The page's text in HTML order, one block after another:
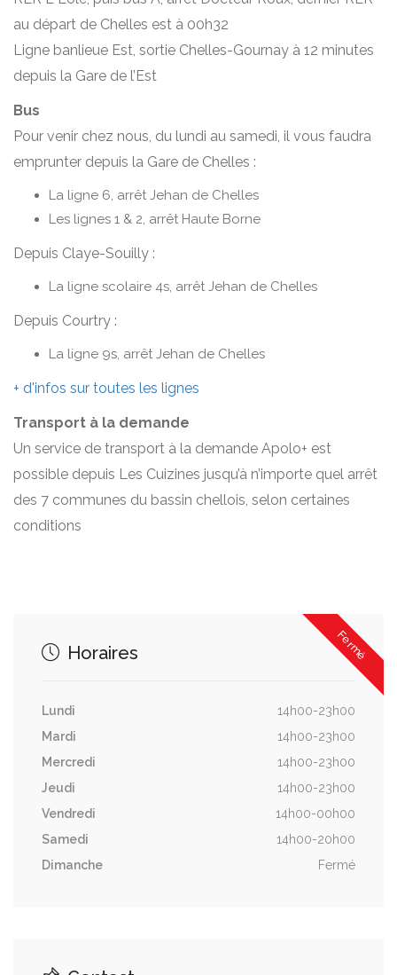
au départ de Chelles est à 00h32
Ligne banlieue Est, sortie Chelles-Gournay à 12 minutes
depuis la Gare de l’Est
Bus
Pour venir chez nous, du lundi au samedi, il vous faudra
emprunter depuis la Gare de Chelles :
La ligne 6, arrêt Jehan de Chelles
Les lignes 1 & 2, arrêt Haute Borne
Depuis Claye-Souilly :
La ligne scolaire 4s, arrêt Jehan de Chelles
Depuis Courtry :
La ligne 9s, arrêt Jehan de Chelles
+ d'infos sur toutes les lignes
Transport à la demande
Un service de transport à la demande Apolo+ est
possible depuis Les Cuizines jusqu’à n’importe quel arrêt
des 7 communes du bassin chellois, selon certaines
conditions
Fermé
Horaires
Lundi
14h00-23h00
Mardi
14h00-23h00
Mercredi
14h00-23h00
Jeudi
14h00-23h00
Vendredi
14h00-00h00
Samedi
14h00-20h00
Dimanche
Fermé